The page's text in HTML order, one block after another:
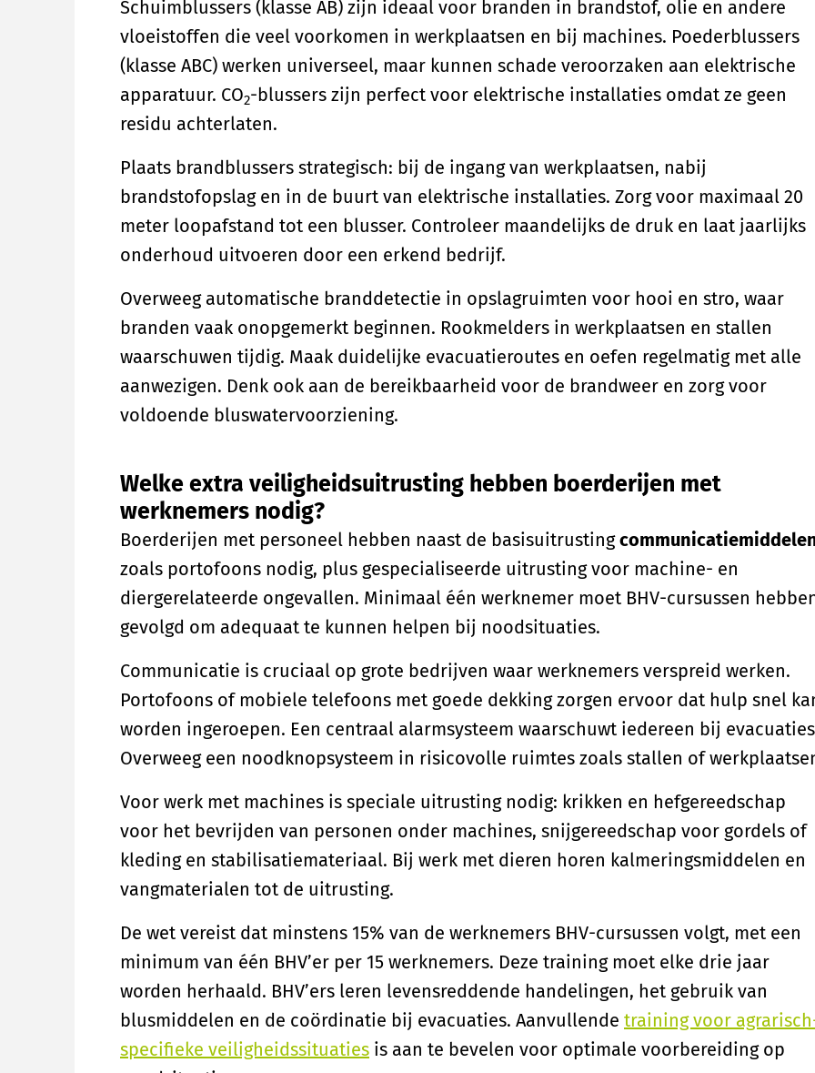
Schuimblussers (klasse AB) zijn ideaal voor branden in brandstof, olie en andere
vloeistoffen die veel voorkomen in werkplaatsen en bij machines. Poederblussers
(klasse ABC) werken universeel, maar kunnen schade veroorzaken aan elektrische
apparatuur. CO2-blussers zijn perfect voor elektrische installaties omdat ze geen
residu achterlaten.
Plaats brandblussers strategisch: bij de ingang van werkplaatsen, nabij
brandstofopslag en in de buurt van elektrische installaties. Zorg voor maximaal 20
meter loopafstand tot een blusser. Controleer maandelijks de druk en laat jaarlijks
onderhoud uitvoeren door een erkend bedrijf.
Overweeg automatische branddetectie in opslagruimten voor hooi en stro, waar
branden vaak onopgemerkt beginnen. Rookmelders in werkplaatsen en stallen
waarschuwen tijdig. Maak duidelijke evacuatieroutes en oefen regelmatig met alle
aanwezigen. Denk ook aan de bereikbaarheid voor de brandweer en zorg voor
voldoende bluswatervoorziening.
Welke extra veiligheidsuitrusting hebben boerderijen met
werknemers nodig?
Boerderijen met personeel hebben naast de basisuitrusting
zoals portofoons nodig, plus gespecialiseerde uitrusting voor machine- en
diergerelateerde ongevallen. Minimaal één werknemer moet BHV-cursussen
gevolgd om adequaat te kunnen helpen bij noodsituaties.
Communicatie is cruciaal op grote bedrijven waar werknemers verspreid werken.
Portofoons of mobiele telefoons met goede dekking zorgen ervoor dat hulp snel
worden ingeroepen. Een centraal alarmsysteem waarschuwt iedereen bij
Overweeg een noodknopsysteem in risicovolle ruimtes zoals stallen of
Voor werk met machines is speciale uitrusting nodig: krikken en hefgereedschap
voor het bevrijden van personen onder machines, snijgereedschap voor gordels of
kleding en stabilisatiemateriaal. Bij werk met dieren horen kalmeringsmiddelen en
vangmaterialen tot de uitrusting.
De wet vereist dat minstens 15% van de werknemers BHV-cursussen volgt, met een
minimum van één BHV’er per 15 werknemers. Deze training moet elke drie jaar
worden herhaald. BHV’ers leren levensreddende handelingen, het gebruik van
blusmiddelen en de coördinatie bij evacuaties. Aanvullende training voor
specifieke veiligheidssituaties is aan te bevelen voor optimale voorbereiding op